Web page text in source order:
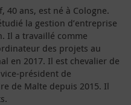
40 ans, est né à Cologne.
la gestion d’entreprise
Il a travaillé comme
des projets au
en 2017. Il est chevalier de
président de
de Malte depuis 2015. Il